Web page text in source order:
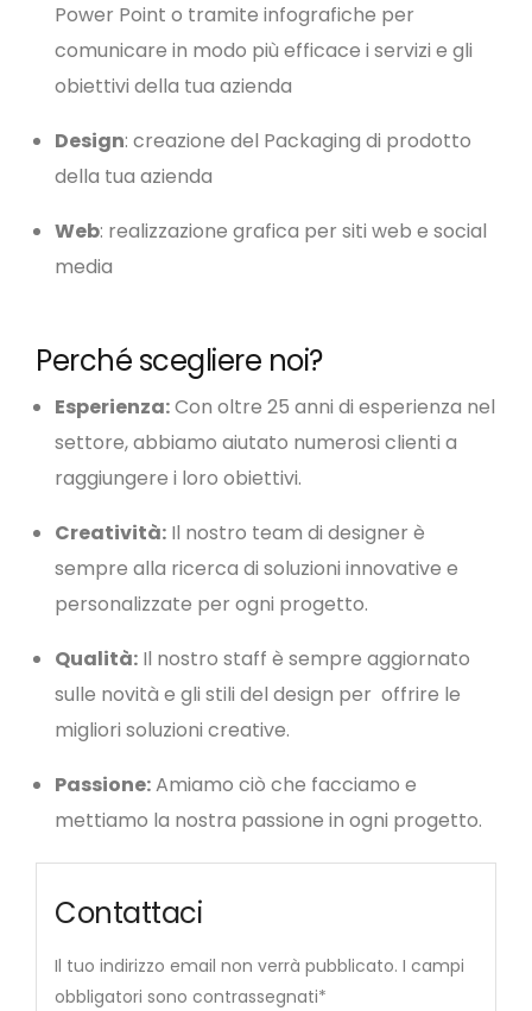
Power Point o tramite infografiche per
comunicare in modo più efficace i servizi e gli
obiettivi della tua azienda
Design: creazione del Packaging di prodotto
della tua azienda
Web: realizzazione grafica per siti web e social
media
Perché scegliere noi?
Esperienza:Con oltre 25 anni di esperienza nel
settore, abbiamo aiutato numerosi clienti a
raggiungere i loro obiettivi.
Creatività: Il nostro team di designer è
sempre alla ricerca di soluzioni innovative e
personalizzate per ogni progetto.
Qualità: Il nostro staff è sempre aggiornato
sulle novità e gli stili del design per offrire le
migliori soluzioni creative.
Passione:Amiamo ciò che facciamo e
mettiamo la nostra passione in ogni progetto.
Contattaci
Il tuo indirizzo email non verrà pubblicato. I campi
obbligatori sono contrassegnati*